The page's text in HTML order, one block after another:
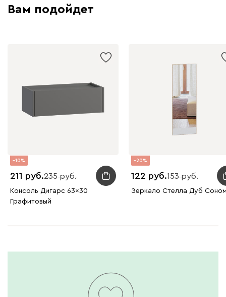
Вам подойдет
10
211 235
Консоль Дигарс 63x30
Графитовый
20
122 153
Зеркало Стелла Дуб